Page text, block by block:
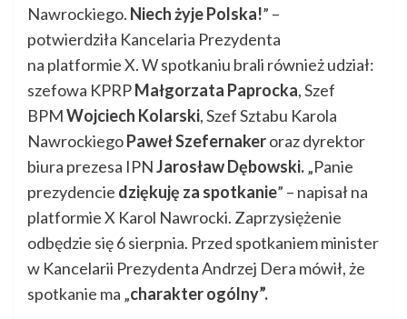
Nawrockiego. Niech żyje Polska!” –
potwierdziła Kancelaria Prezydenta
na platformie X. W spotkaniu brali również udział:
szefowa KPRPMałgorzata Paprocka, Szef
BPMWojciech Kolarski, Szef Sztabu Karola
NawrockiegoPaweł Szefernakeroraz dyrektor
biura prezesa IPNJarosław Dębowski.„Panie
prezydencie dziękuję za spotkanie” – napisał na
platformie X Karol Nawrocki. Zaprzysiężenie
odbędzie się 6 sierpnia. Przed spotkaniem minister
w Kancelarii Prezydenta Andrzej Dera mówił, że
spotkanie ma „charakter ogólny”.